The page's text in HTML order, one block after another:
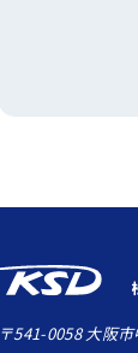
〒541-0058 大阪